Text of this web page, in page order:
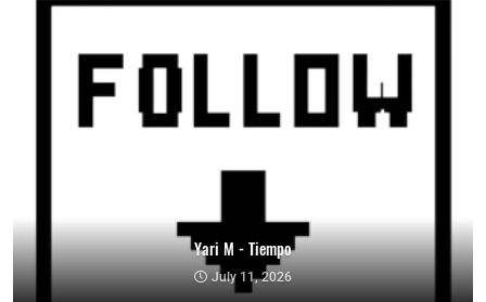
Yari M - Tiempo
July 11, 2026